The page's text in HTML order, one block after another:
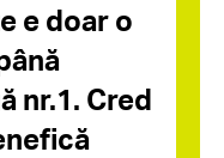
e doar o
nr.1. Cred